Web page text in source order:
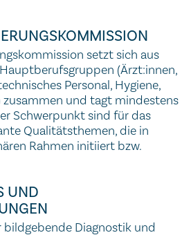
setzt sich aus
(Ärzt:innen,
Personal, Hygiene,
zusammen und tagt mindestens
Schwerpunkt sind für das
Qualitätsthemen, die in
Rahmen initiiert bzw.
UND
bildgebende Diagnostik und